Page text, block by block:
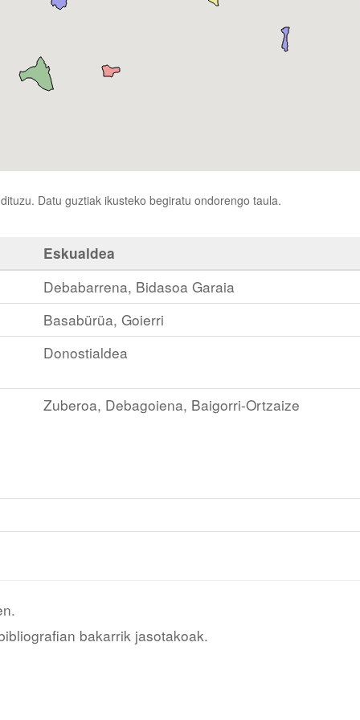
Datu guztiak ikusteko begiratu ondorengo taula.
Eskualdea
Debabarrena, Bidasoa Garaia
Basabürüa, Goierri
Donostialdea
Zuberoa, Debagoiena, Baigorri-Ortzaize
bakarrik jasotakoak.